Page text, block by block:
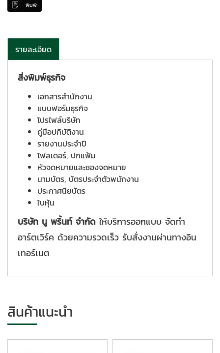
พิมพ์
รายละเอียด
สิ่งพิมพ์ธุรกิจ
เอกสารสำนักงาน
แบบฟอร์มธุรกิจ
โปรไฟล์บริษัท
คู่มือปกิบัติงาน
รายงานประจำปี
โฟลเดอร์, ปกแฟ้ม
หัวจดหมายและซองจดหมาย
นามบัตร, บัตรประจำตัวพนักงาน
ประกาศนียบัตร
ใบหุ้น
บริษัท นู พริ้นท์ จำกัด ให้บริการออกแบบ จัดทำ
อาร์ตเวิร์ค ด้วยความรวดเร็ว รับสั่งงานผ่านทางอิน
เทอร์เนต
สินค้าแนะนำ